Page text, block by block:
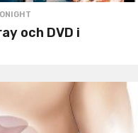
och DVD i